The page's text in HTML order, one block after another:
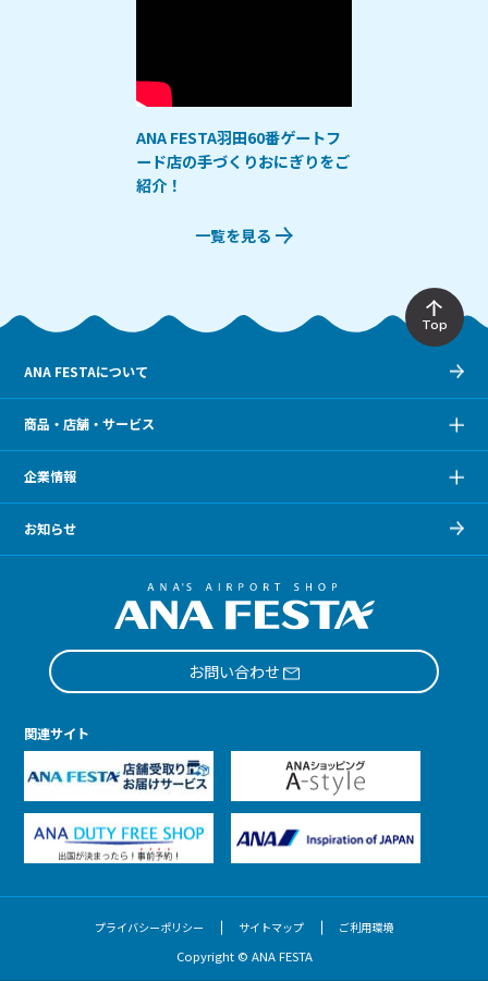
ANA FESTA羽田60番ゲートフ
ード店の手づくりおにぎりをご
紹介！
一覧を見る
Top
ANA FESTAについて
商品・店舗・サービス
企業情報
お知らせ
お問い合わせ
関連サイト
プライバシーポリシー サイトマップ ご利用環境
Copyright © ANA FESTA